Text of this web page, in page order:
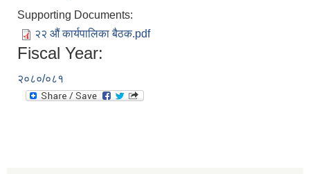
Supporting Documents:
२२ औं कार्यपालिका बैठक.pdf
Fiscal Year:
२०८०/०८१